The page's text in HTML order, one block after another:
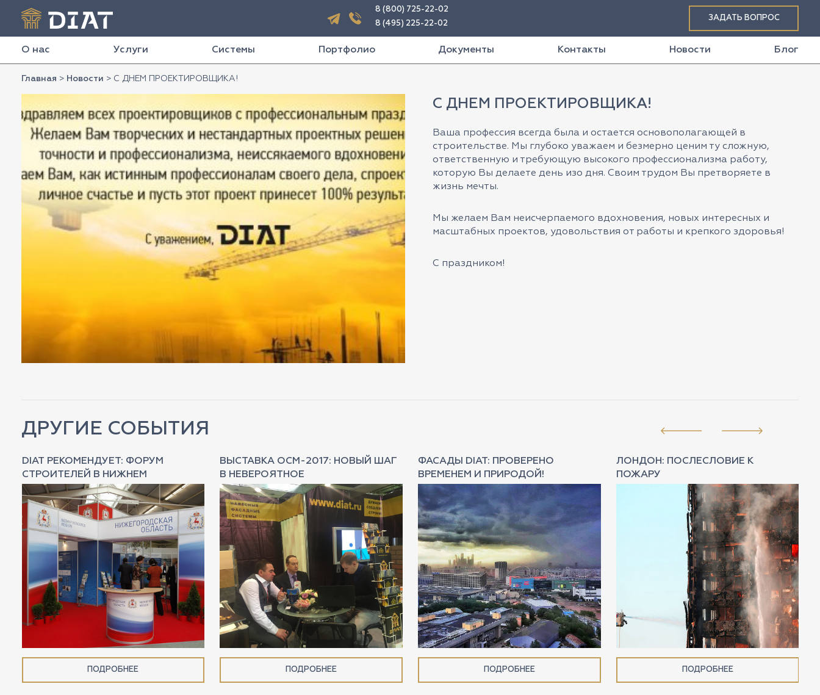
8 (800) 725-22-02
8 (495) 225-22-02
ЗАДАТЬ ВОПРОС
О нас Услуги Системы Портфолио Документы Контакты Новости Блог
Главная > Новости > С ДНЕМ ПРОЕКТИРОВЩИКА!
С ДНЕМ ПРОЕКТИРОВЩИКА!
Ваша профессия всегда была и остается основополагающей в
строительстве. Мы глубоко уважаем и безмерно ценим ту сложную,
ответственную и требующую высокого профессионализма работу,
которую Вы делаете день изо дня. Своим трудом Вы претворяете в
жизнь мечты.
Мы желаем Вам неисчерпаемого вдохновения, новых интересных и
масштабных проектов, удовольствия от работы и крепкого здоровья!
С праздником!
ДРУГИЕ СОБЫТИЯ
DIAT РЕКОМЕНДУЕТ: ФОРУМ
СТРОИТЕЛЕЙ В НИЖНЕМ
ПОДРОБНЕЕ
ВЫСТАВКА ОСМ-2017: НОВЫЙ ШАГ
В НЕВЕРОЯТНОЕ
ПОДРОБНЕЕ
ФАСАДЫ DIAT: ПРОВЕРЕНО
ВРЕМЕНЕМ И ПРИРОДОЙ!
ПОДРОБНЕЕ
ЛОНДОН: ПОСЛЕСЛОВИЕ К
ПОЖАРУ
ПОДРОБНЕЕ